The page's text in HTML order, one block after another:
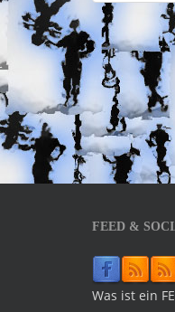
FEED &
Was ist ein